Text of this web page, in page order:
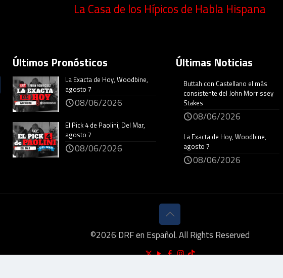
La Casa de los Hípicos de Habla Hispana
Últimos Pronósticos
La Exacta de Hoy, Woodbine,
agosto 7
08/06/2026
El Pick 4 de Paolini, Del Mar,
agosto 7
08/06/2026
Últimas Noticias
Buttah con Castellano el más
consistente del John Morrissey
Stakes
08/06/2026
La Exacta de Hoy, Woodbine,
agosto 7
08/06/2026
©2026 DRF en Español. All Rights Reserved